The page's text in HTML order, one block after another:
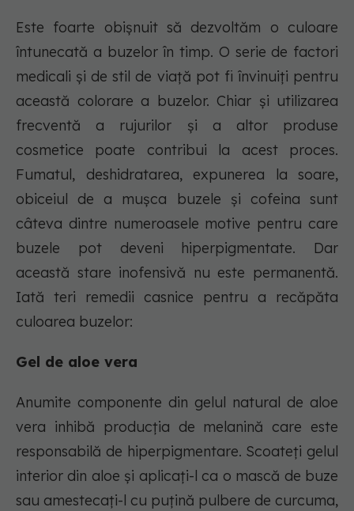
Este foarte obișnuit să dezvoltăm o culoare
întunecată a buzelor în timp. O serie de factori
medicali și de stil de viață pot fi învinuiți pentru
această colorare a buzelor. Chiar și utilizarea
frecventă a rujurilor și a altor produse
cosmetice poate contribui la acest proces.
Fumatul, deshidratarea, expunerea la soare,
obiceiul de a mușca buzele și cofeina sunt
câteva dintre numeroasele motive pentru care
buzele pot deveni hiperpigmentate. Dar
această stare inofensivă nu este permanentă.
Iată teri remedii casnice pentru a recăpăta
culoarea buzelor:
Gel de aloe vera
Anumite componente din gelul natural de aloe
vera inhibă producția de melanină care este
responsabilă de hiperpigmentare. Scoateți gelul
interior din aloe și aplicați-l ca o mască de buze
sau amestecați-l cu puțină pulbere de curcuma,